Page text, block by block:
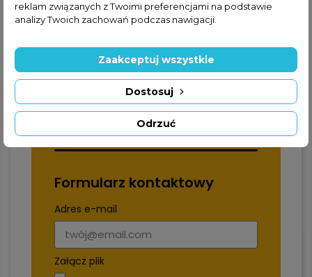
+48 22 228 72 89
+48 570 507 070
Formularz kontaktowy
Adres e-mail
Załącz plik
reklam związanych z Twoimi preferencjami na podstawie
analizy Twoich zachowań podczas nawigacji.
Odrzuć
Dostosuj
Zaakceptuj wszystkie